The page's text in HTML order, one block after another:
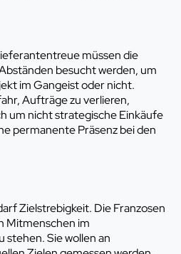
müssen die
besucht werden, um
im Gangeist oder nicht.
Aufträge zu verlieren,
um nicht strategische Einkäufe
permanente Präsenz bei den
Zielstrebigkeit. Die Franzosen
Mitmenschen im
stehen. Sie wollen an